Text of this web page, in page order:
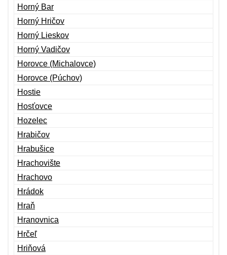
Horný Bar
Horný Hričov
Horný Lieskov
Horný Vadičov
Horovce (Michalovce)
Horovce (Púchov)
Hostie
Hosťovce
Hozelec
Hrabičov
Hrabušice
Hrachovište
Hrachovo
Hrádok
Hraň
Hranovnica
Hrčeľ
Hriňová